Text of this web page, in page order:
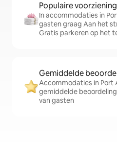
Populaire
In accommodaties in
gasten graag Aan het
Gratis parkeren op het
Gemiddelde
Accommodaties in Port
gemiddelde
van gasten